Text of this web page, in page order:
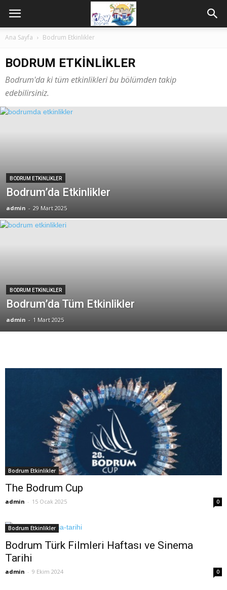
Ana Sayfa Bodrum Etkinlikler
BODRUM ETKINLIKLER
Bodrum'da ki tüm etkinlikleri bu bölümden takip
edebilirsiniz.
BODRUM ETKINLIKLER
Bodrum’da Etkinlikler
admin - 29 Mart 2025
BODRUM ETKINLIKLER
Bodrum’da Tüm Etkinlikler
admin - 1 Mart 2025
Bodrum Etkinlikler
The Bodrum Cup
admin - 15 Ocak 2025 0
Bodrum Etkinlikler
Bodrum Türk Filmleri Haftası ve Sinema
Tarihi
admin - 9 Ekim 2024 0